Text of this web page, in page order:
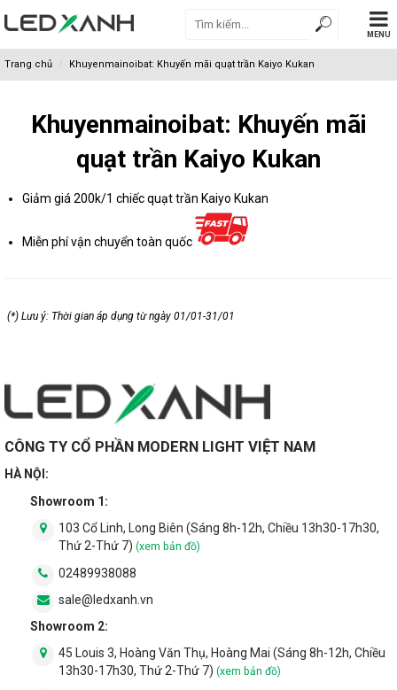
MENU
Trang chủ Khuyenmainoibat: Khuyến mãi quạt trần Kaiyo Kukan
Khuyenmainoibat: Khuyến mãi
quạt trần Kaiyo Kukan
Giảm giá 200k/1 chiếc quạt trần Kaiyo Kukan
Miễn phí vận chuyển toàn quốc
(*) Lưu ý: Thời gian áp dụng từ ngày 01/01-31/01
CÔNG TY CỔ PHẦN MODERN LIGHT VIỆT NAM
HÀ NỘI:
Showroom 1:
103 Cổ Linh, Long Biên (Sáng 8h-12h, Chiều 13h30-17h30,
Thứ 2-Thứ 7) (xem bản đồ)
02489938088
sale@ledxanh.vn
Showroom 2:
45 Louis 3, Hoàng Văn Thụ, Hoàng Mai (Sáng 8h-12h, Chiều
13h30-17h30, Thứ 2-Thứ 7) (xem bản đồ)